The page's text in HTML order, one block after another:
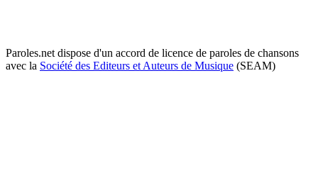
Paroles.net dispose d'un accord de licence de paroles de chansons
avec la Société des Editeurs et Auteurs de Musique (SEAM)